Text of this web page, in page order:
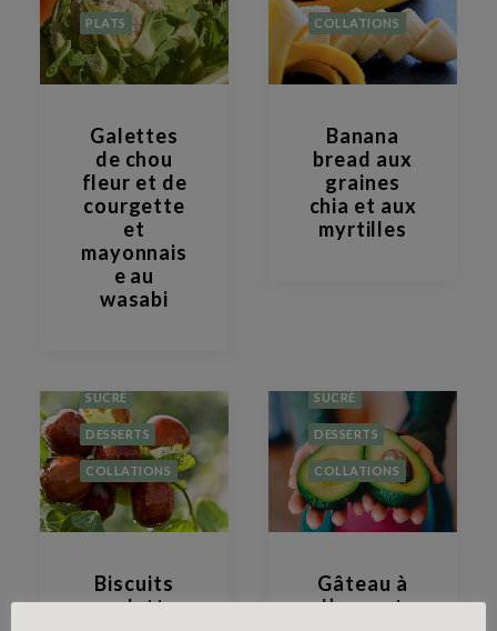
PLATS
Galettes
de chou
fleur et de
courgette
et
mayonnais
e au
wasabi
COLLATIONS
Banana
bread aux
graines
chia et aux
myrtilles
SUCRÉ
DESSERTS
COLLATIONS
Biscuits
aux dattes
SUCRÉ
DESSERTS
COLLATIONS
Gâteau à
l’avocat